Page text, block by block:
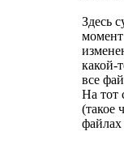
Здесь
какой-
все
На тот
(такое